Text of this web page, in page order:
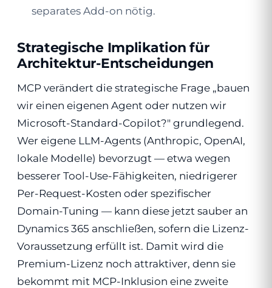
separates Add-on nötig.
Strategische Implikation für
Architektur-Entscheidungen
MCP verändert die strategische Frage „bauen
wir einen eigenen Agent oder nutzen wir
Microsoft-Standard-Copilot?" grundlegend.
Wer eigene LLM-Agents (Anthropic, OpenAI,
lokale Modelle) bevorzugt — etwa wegen
besserer Tool-Use-Fähigkeiten, niedrigerer
Per-Request-Kosten oder spezifischer
Domain-Tuning — kann diese jetzt sauber an
Dynamics 365 anschließen, sofern die Lizenz-
Voraussetzung erfüllt ist. Damit wird die
Premium-Lizenz noch attraktiver, denn sie
bekommt mit MCP-Inklusion eine zweite